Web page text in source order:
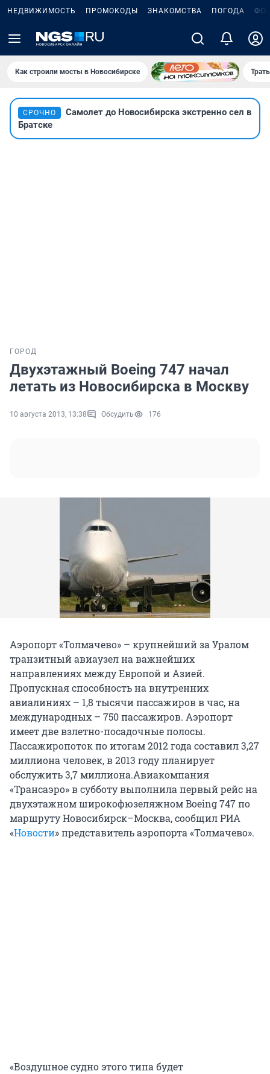
НЕДВИЖИМОСТЬ ПРОМОКОДЫ ЗНАКОМСТВА ПОГОДА
Как строили мосты в Новосибирске
СРОЧНО
Самолет до Новосибирска экстренно сел в
Братске
ГОРОД
Двухэтажный Boeing 747 начал
летать из Новосибирска в Москву
10 августа 2013, 13:38 Обсудить 176
Аэропорт «Толмачево» – крупнейший за Уралом
транзитный авиаузел на важнейших
направлениях между Европой и Азией.
Пропускная способность на внутренних
авиалиниях – 1,8 тысячи пассажиров в час, на
международных – 750 пассажиров. Аэропорт
имеет две взлетно-посадочные полосы.
Пассажиропоток по итогам 2012 года составил 3,27
миллиона человек, в 2013 году планирует
обслужить 3,7 миллиона.Авиакомпания
«Трансаэро» в субботу выполнила первый рейс на
двухэтажном широкофюзеляжном Boeing 747 по
маршруту Новосибирск–Москва, сообщил РИА
«Новости» представитель аэропорта «Толмачево».
«Воздушное судно этого типа будет